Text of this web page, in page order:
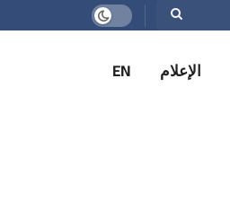
الإعلام EN